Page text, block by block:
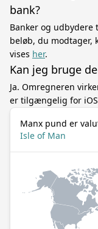
bank?
Banker og
beløb, du modtager,
vises her.
Kan jeg bruge
Ja. Omregneren
er tilgængelig for
Manx pund er
Isle of Man